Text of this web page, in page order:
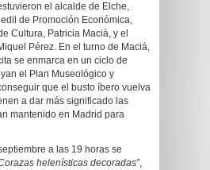
el alcalde de Elche,
de Promoción Económica,
Cultura, Patricia Macià, y el
Pérez. En el turno de Maciá,
se enmarca en un ciclo de
el Plan Museológico y
que el busto íbero vuelva
a dar más significado las
mantenido en Madrid para
a las 19 horas se
helenísticas decoradas”,